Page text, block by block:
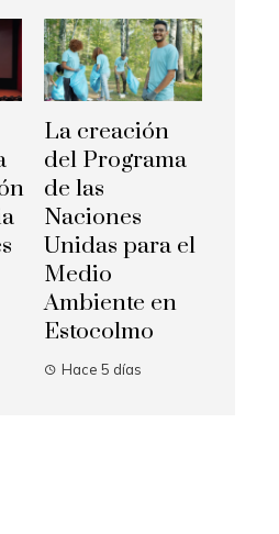
La creación
del Programa
de las
Naciones
Unidas para el
Medio
Ambiente en
Estocolmo
Hace 5 días